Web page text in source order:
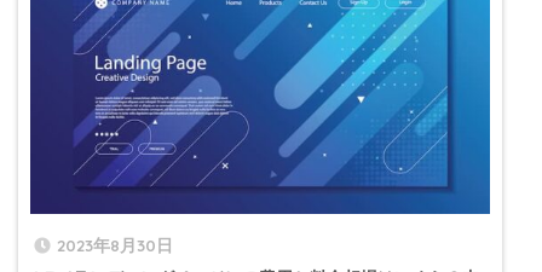
2023年8月30日